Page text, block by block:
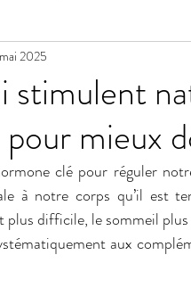
corps & santé
stimulent
mieux
2025
clé pour réguler
à notre corps qu’il est
plus difficile, le sommeil
aux